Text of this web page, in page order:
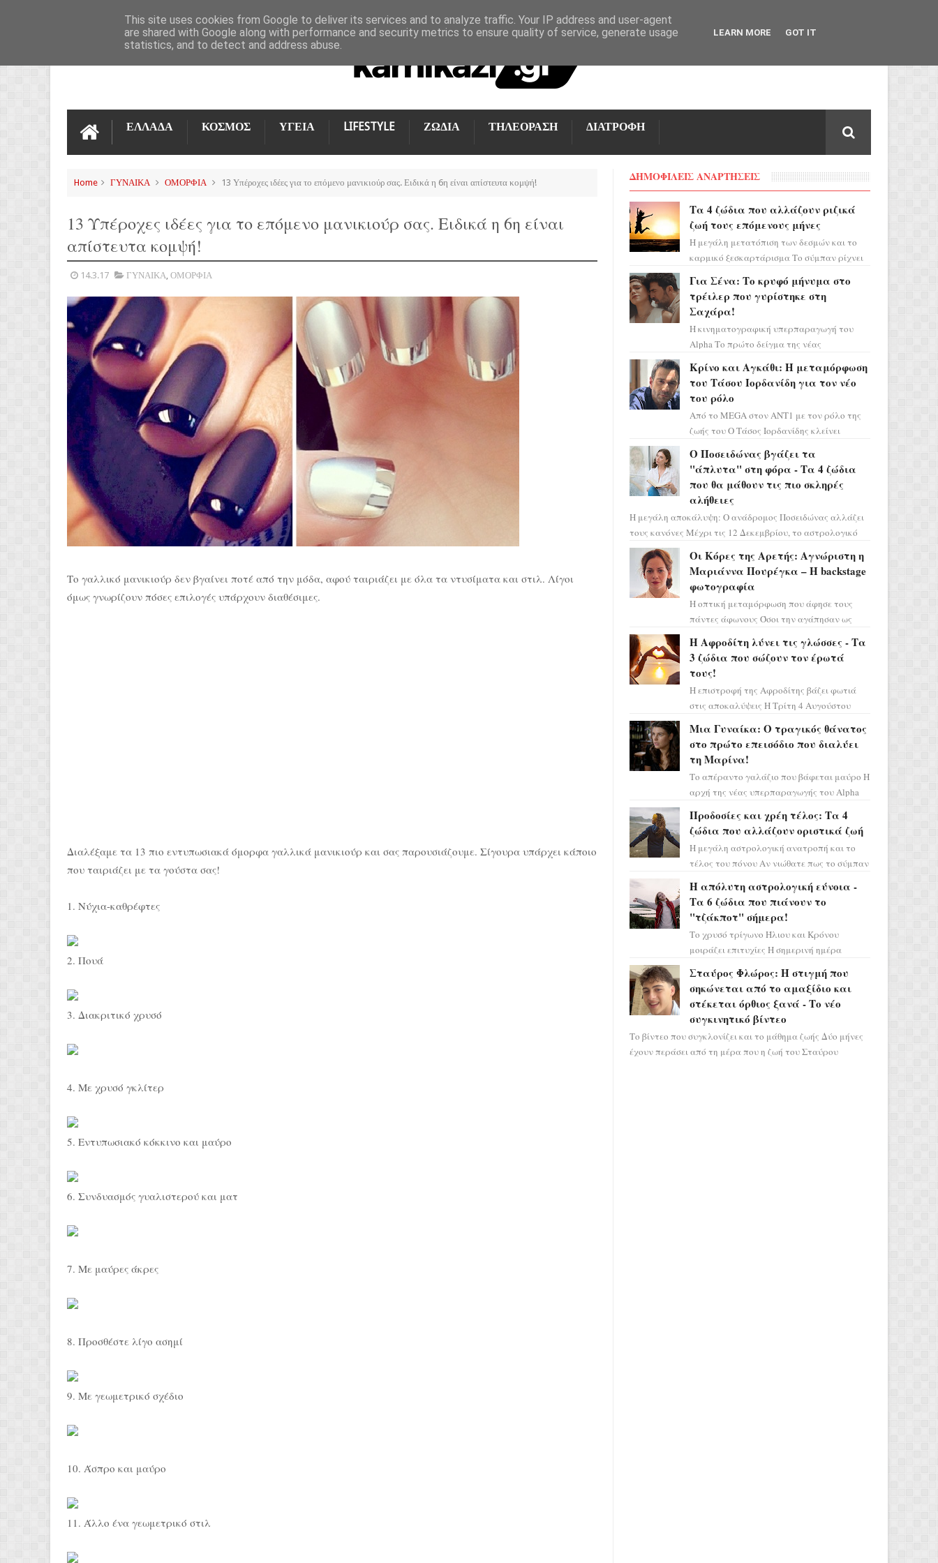
ΕΠΙΚΟΙΝΩΝΊΑ
ΕΛΛΑΔΑ ΚΟΣΜΟΣ ΥΓΕΙΑ LIFESTYLE ΖΩΔΙΑ ΤΗΛΕΟΡΑΣΗ ΔΙΑΤΡΟΦΗ
Home ΓΥΝΑΙΚΑ ΟΜΟΡΦΙΑ 13 Υπέροχες ιδέες για το επόμενο μανικιούρ σας. Ειδικά η 6η είναι απίστευτα κομψή!
13 Υπέροχες ιδέες για το επόμενο μανικιούρ σας. Ειδικά η 6η είναι
απίστευτα κομψή!
14.3.17 ΓΥΝΑΙΚΑ, ΟΜΟΡΦΙΑ
Το γαλλικό μανικιούρ δεν βγαίνει ποτέ από την μόδα, αφού ταιριάζει με όλα τα ντυσίματα και στιλ. Λίγοι
όμως γνωρίζουν πόσες επιλογές υπάρχουν διαθέσιμες.
Διαλέξαμε τα 13 πιο εντυπωσιακά όμορφα γαλλικά μανικιούρ και σας παρουσιάζουμε. Σίγουρα υπάρχει κάποιο
που ταιριάζει με τα γούστα σας!
1. Νύχια-καθρέφτες
2. Πουά
3. Διακριτικό χρυσό
4. Με χρυσό γκλίτερ
5. Εντυπωσιακό κόκκινο και μαύρο
6. Συνδυασμός γυαλιστερού και ματ
7. Με μαύρες άκρες
8. Προσθέστε λίγο ασημί
9. Με γεωμετρικό σχέδιο
10. Άσπρο και μαύρο
11. Άλλο ένα γεωμετρικό στιλ
ΔΗΜΟΦΙΛΕΙΣ ΑΝΑΡΤΗΣΕΙΣ
Τα 4 ζώδια που αλλάζουν ριζικά
ζωή τους επόμενους μήνες
Η μεγάλη μετατόπιση των δεσμών και το
καρμικό ξεσκαρτάρισμα Το σύμπαν ρίχνει
προειδοποιεί: οι σελην...
Για Σένα: Το κρυφό μήνυμα στο
τρέιλερ που γυρίστηκε στη
Σαχάρα!
Η κινηματογραφική υπερπαραγωγή του
Alpha Το πρώτο δείγμα της νέας
η αισθητική του ξεπερνά κάθε π...
Κρίνο και Αγκάθι: Η μεταμόρφωση
του Τάσου Ιορδανίδη για τον νέο
του ρόλο
Από το MEGA στον ΑΝΤ1 με τον ρόλο της
ζωής του Ο Τάσος Ιορδανίδης κλείνει
επιτυχίας «Μια Νύχτα Μόνο» ...
Ο Ποσειδώνας βγάζει τα
"άπλυτα" στη φόρα - Τα 4 ζώδια
που θα μάθουν τις πιο σκληρές
αλήθειες
Η μεγάλη αποκάλυψη: Ο ανάδρομος Ποσειδώνας αλλάζει
τους κανόνες Μέχρι τις 12 Δεκεμβρίου, το αστρολογικό
σκηνικό θυμίζει ταινία μυστηρίου ...
Οι Κόρες της Αρετής: Αγνώριστη η
Μαριάννα Πουρέγκα – H backstage
φωτογραφία
Η οπτική μεταμόρφωση που άφησε τους
πάντες άφωνους Όσοι την αγάπησαν ως
πρέπει τώρα να προετοιμαστο...
Η Αφροδίτη λύνει τις γλώσσες - Τα
3 ζώδια που σώζουν τον έρωτά
τους!
Η επιστροφή της Αφροδίτης βάζει φωτιά
στις αποκαλύψεις Η Τρίτη 4 Αυγούστου
ορόσημο, καθώς η Αφροδίτη πρ...
Μια Γυναίκα: Ο τραγικός θάνατος
στο πρώτο επεισόδιο που διαλύει
τη Μαρίνα!
Το απέραντο γαλάζιο που βάφεται μαύρο Η
αρχή της νέας υπερπαραγωγής του Alpha
πλημμυρισμένο από...
Προδοσίες και χρέη τέλος: Τα 4
ζώδια που αλλάζουν οριστικά ζωή
Η μεγάλη αστρολογική ανατροπή και το
τέλος του πόνου Αν νιώθατε πως το σύμπαν
πάρετε μια βαθιά α...
Η απόλυτη αστρολογική εύνοια -
Τα 6 ζώδια που πιάνουν το
"τζάκποτ" σήμερα!
Το χρυσό τρίγωνο Ήλιου και Κρόνου
μοιράζει επιτυχίες Η σημερινή ημέρα
αποδεικνύοντας πως η πραγματική
επιτυχί...
Σταύρος Φλώρος: Η στιγμή που
σηκώνεται από το αμαξίδιο και
στέκεται όρθιος ξανά - Το νέο
συγκινητικό βίντεο
Το βίντεο που συγκλονίζει και το μάθημα ζωής Δύο μήνες
έχουν περάσει από τη μέρα που η ζωή του Σταύρου
This site uses cookies from Google to deliver its services and to analyze traffic. Your IP address and user-agent
are shared with Google along with performance and security metrics to ensure quality of service, generate usage
statistics, and to detect and address abuse.
LEARN MORE GOT IT